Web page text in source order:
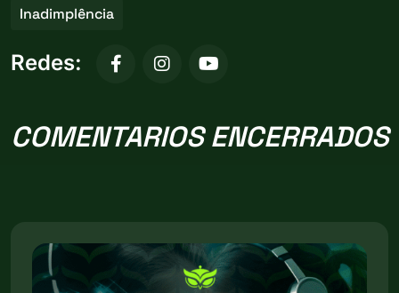
Inadimplência
Redes:
COMENTARIOS ENCERRADOS